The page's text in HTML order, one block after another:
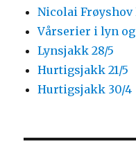
Nicolai
Vårserier i lyn
Lynsjakk 28/5
Hurtigsjakk 21/5
Hurtigsjakk 30/4